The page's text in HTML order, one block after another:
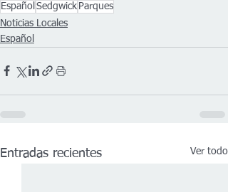
Español Sedgwick Parques
Noticias Locales
Español
Entradas recientes Ver todo